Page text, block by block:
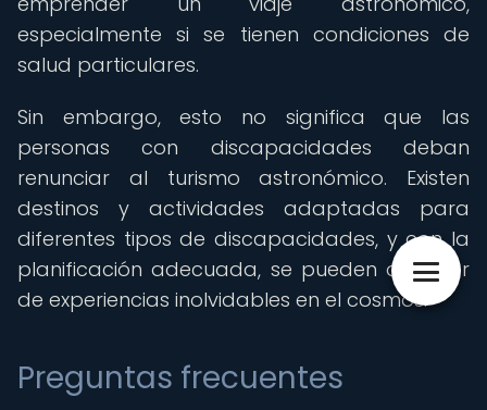
especialmente si se tienen condiciones de
salud particulares.
Sin embargo, esto no significa que las
personas con discapacidades deban
renunciar al turismo astronómico. Existen
destinos y actividades adaptadas para
diferentes tipos de discapacidades, y con la
planificación adecuada, se pueden disfrutar
de experiencias inolvidables en el cosmos.
Preguntas frecuentes